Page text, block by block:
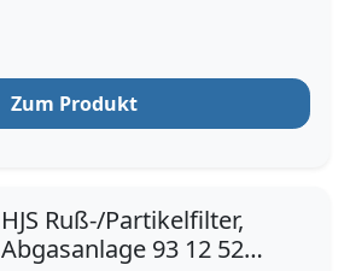
Zum Produkt
HJS Ruß-/Partikelfilter,
Abgasanlage 93 12 5221